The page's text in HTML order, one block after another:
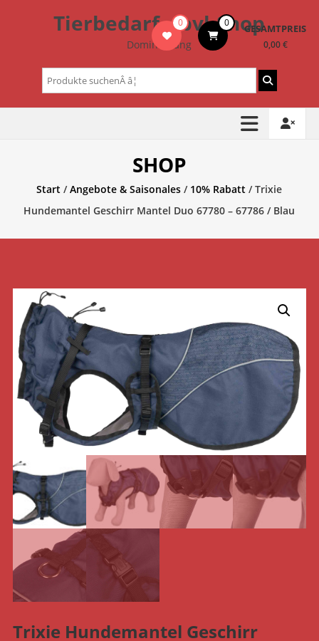
Tierbedarf – bvl-Shop
Dominik Lang
0 0 GESAMTPREIS
0,00 €
Suchen
nach:
SHOP
Start /Angebote & Saisonales / 10% Rabatt / Trixie
Hundemantel Geschirr Mantel Duo 67780 – 67786 / Blau
Trixie Hundemantel Geschirr